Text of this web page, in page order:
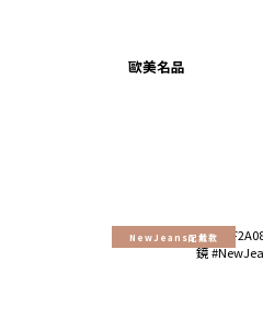
歐美名品
NewJeans配戴款